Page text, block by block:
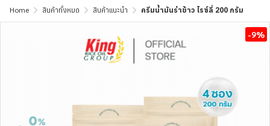
Home สินค้าทั้งหมด สินค้าแนะนำ ครีมน้ำมันรำข้าว ไรซ์ลี่ 200 กรัม
-9%